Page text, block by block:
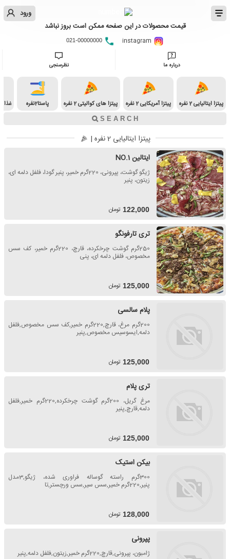
ورود
قیمت محصولات در این صفحه ممکن است بروز نباشد
021-00000000
درباره ما نظرسنجی
پیتزا ایتالیایی 2 نفره پیتزا آمریکایی 2 نفره پیتزا های کوالیتی 2 نفره پاستا2نفره غذا
پیتزا ایتالیایی 2 نفره |
ایتالین NO.1
ژیگو گوشت، پپرونی، 220گرم خمیر، پنیر گودا، فلفل دلمه ای،
زیتون، پنیر
122,000 تومان
تری تارفونگو
250گرم گوشت چرخکرده، قارچ، 220گرم خمیر، کف سس
مخصوص، فلفل دلمه ای، پنی
125,000 تومان
پلام سالسی
200گرم مرغ، قارچ,220گرم خمیر,کف سس مخصوص,فلفل
دلمه,ایسوسیس مخصوص,پنیر
125,000 تومان
تری پلام
مرغ گریل، 200گرم گوشت چرخکرده,220گرم خمیر,فلفل
دلمه,قارچ,پنیر
125,000 تومان
بیکن استیک
300گرم راسته گوساله فراوری شده، ژیگو,3مدل
پنیر,220گرم خمیر,سس سیر,سس ورچستر,تا
128,000 تومان
پپرونی
ژامبون، پپرونی,قارچ,220گرم خمیر,زیتون,فلفل دلمه,پنیر